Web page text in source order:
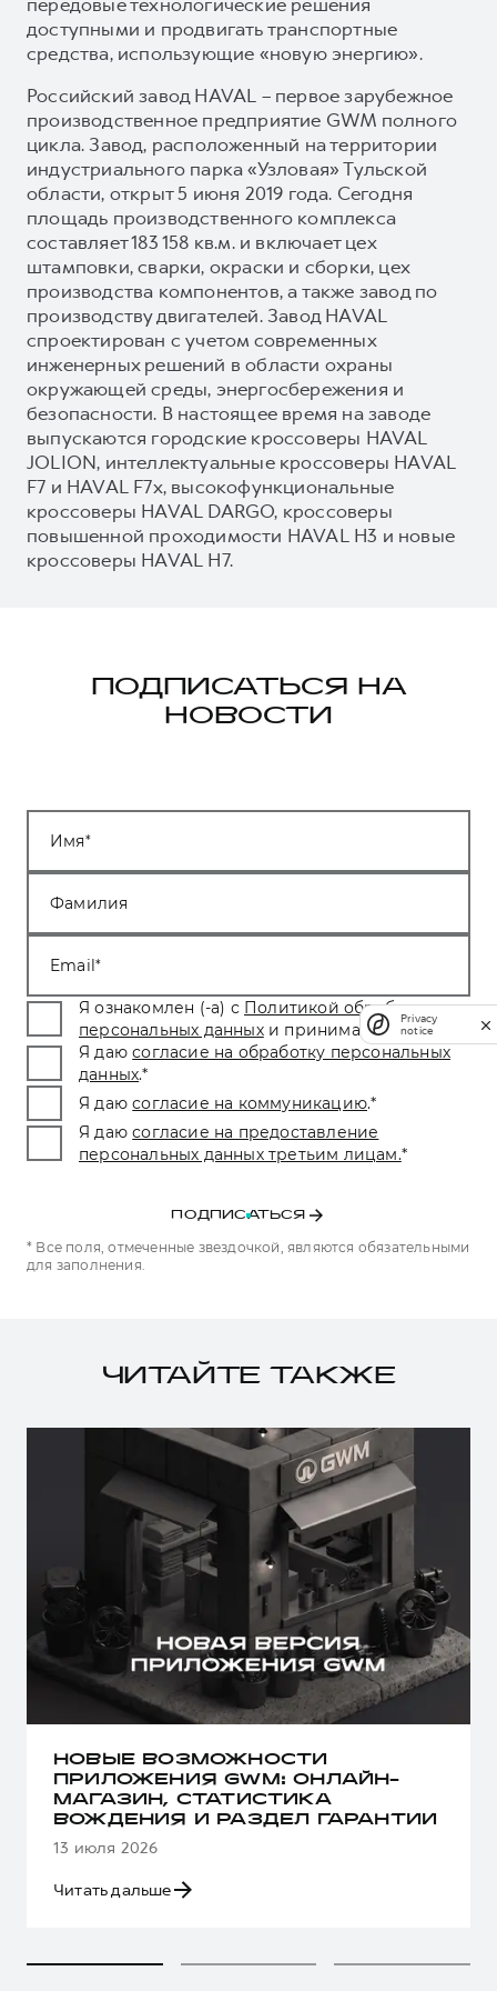
доступными и продвигать транспортные
средства, использующие «новую энергию».
Российский завод HAVAL – первое зарубежное
производственное предприятие GWM полного
цикла. Завод, расположенный на территории
индустриального парка «Узловая» Тульской
области, открыт 5 июня 2019 года. Сегодня
площадь производственного комплекса
составляет 183 158 кв.м. и включает цех
штамповки, сварки, окраски и сборки, цех
производства компонентов, а также завод по
производству двигателей. Завод HAVAL
спроектирован с учетом современных
инженерных решений в области охраны
окружающей среды, энергосбережения и
безопасности. В настоящее время на заводе
выпускаются городские кроссоверы HAVAL
JOLION, интеллектуальные кроссоверы HAVAL
F7 и HAVAL F7x, высокофункциональные
кроссоверы HAVAL DARGO, кроссоверы
повышенной проходимости HAVAL H3 и новые
кроссоверы HAVAL H7.
ПОДПИСАТЬСЯ НА
НОВОСТИ
Имя
Фамилия
Email
Я ознакомлен (-а) с Политикой обработки
персональных данных и принимаю условия.
Я даю согласие на обработку персональных
данных.*
Я даю согласие на коммуникацию.*
Я даю согласие на предоставление
персональных данных третьим лицам.*
ПОДПИСАТЬСЯ
* Все поля, отмеченные звездочкой, являются обязательными
для заполнения.
ЧИТАЙТЕ ТАКЖЕ
НОВЫЕ ВОЗМОЖНОСТИ
ПРИЛОЖЕНИЯ GWM: ОНЛАЙН-
МАГАЗИН, СТАТИСТИКА
ВОЖДЕНИЯ И РАЗДЕЛ ГАРАНТИИ
13 июля 2026
Читать дальше
Privacy
notice